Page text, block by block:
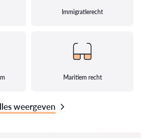
Immigratierecht
Maritiem recht
weergeven